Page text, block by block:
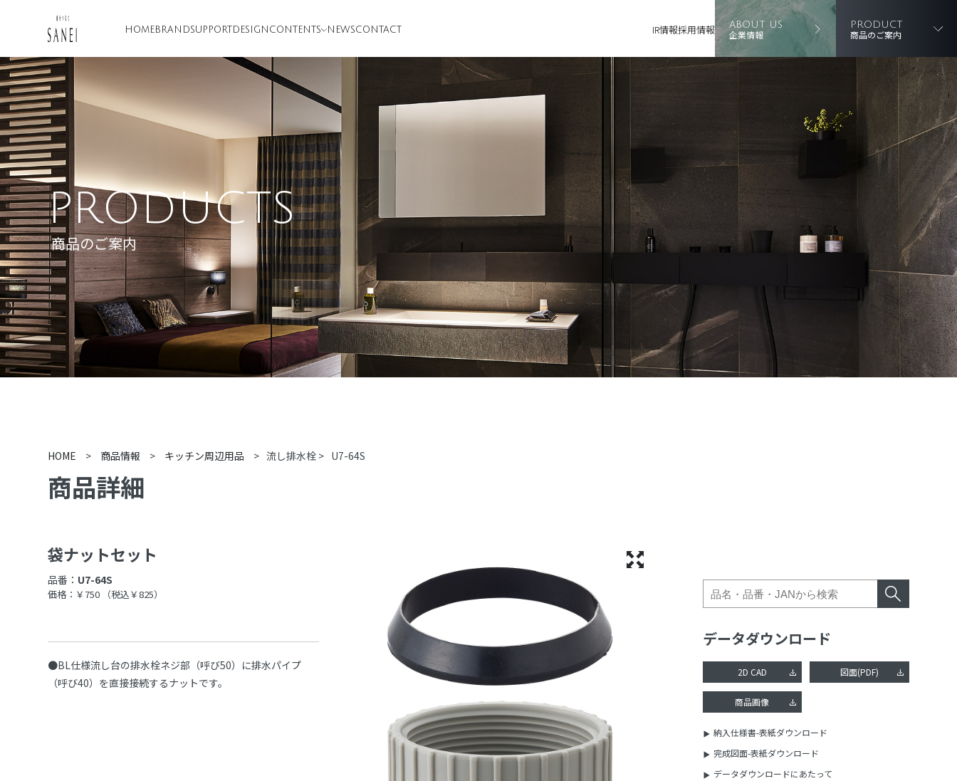
HOME BRANDSUPPORT DESIGN CONTENTS NEWSCONTACT IR情報採用情報 ABOUT US
企業情報
PRODUCT
商品のご案内
PRODUCTS
商品のご案内
HOME > 商品情報 > キッチン周辺用品 > 流し排水栓 > U7-64S
商品詳細
袋ナットセット
品番： U7-64S
価格：￥750 （税込￥825）
●BL仕様流し台の排水栓ネジ部（呼び50）に排水パイプ
（呼び40）を直接接続するナットです。
データダウンロード
2D CAD 図面(PDF)
商品画像
納入仕様書-表紙ダウンロード
完成図面-表紙ダウンロード
データダウンロードにあたって